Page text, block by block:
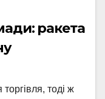
ракета
тоді ж